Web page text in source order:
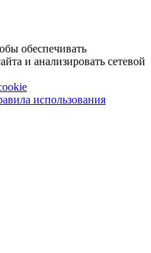
обеспечивать
и анализировать сетевой
использования